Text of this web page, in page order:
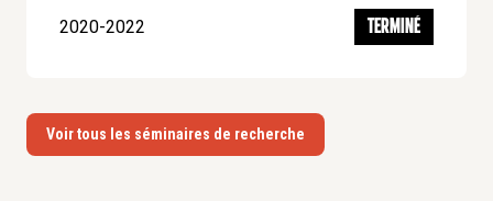
2020-2022 TERMINÉ
Voir tous les séminaires de recherche